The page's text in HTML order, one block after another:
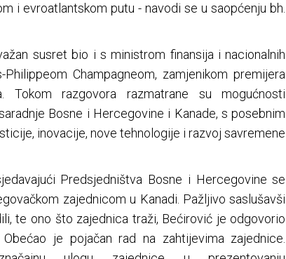
i evroatlantskom putu - navodi se u saopćenju bh.
susret bio i s ministrom finansija i nacionalnih
Philippeom Champagneom, zamjenikom premijera
Tokom razgovora razmatrane su mogućnosti
Bosne i Hercegovine i Kanade, s posebnim
inovacije, nove tehnologije i razvoj savremene
Predsjedništva Bosne i Hercegovine se
zajednicom u Kanadi. Pažljivo saslušavši
te ono što zajednica traži, Bećirović je odgovorio
je pojačan rad na zahtijevima zajednice.